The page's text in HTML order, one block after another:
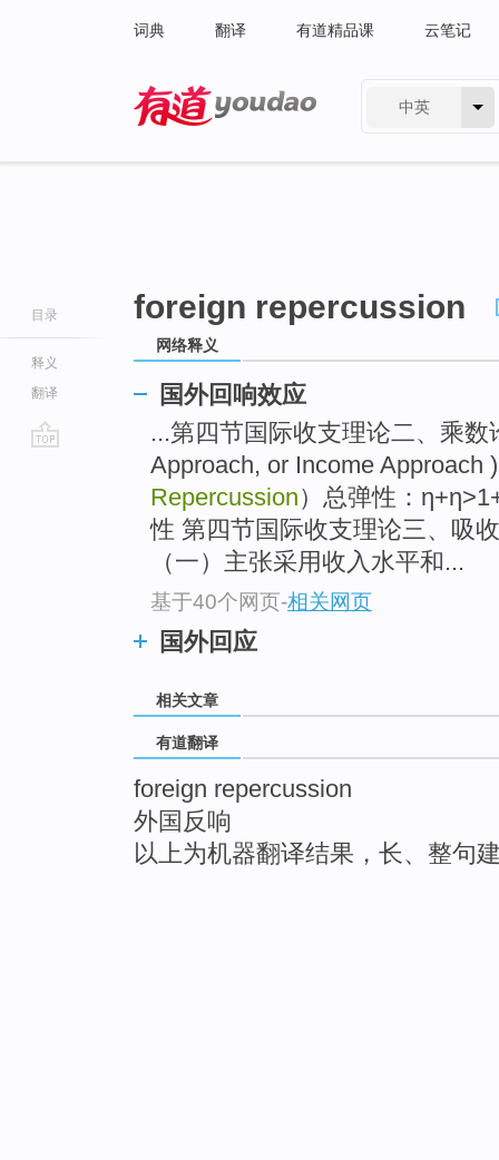
词典 翻译 有道精品课 云笔记
中英
目录
释义
翻译
foreign repercussion
网络释义
国外回响效应
...第四节国际收支理论二、乘
Approach, or Income Approach
Repercussion）总弹性：
性 第四节国际收支理论三、吸
（一）主张采用收入水平和...
基于40个网页-相关网页
国外回应
相关文章
有道翻译
foreign repercussion
外国反响
以上为机器翻译结果，长、整句